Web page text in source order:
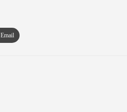
Email